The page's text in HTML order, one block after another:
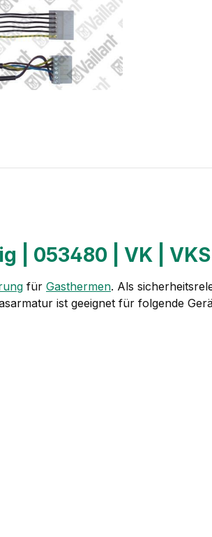
| 053480 | VK | VKS
für Gasthermen. Als
ist geeignet für folgende